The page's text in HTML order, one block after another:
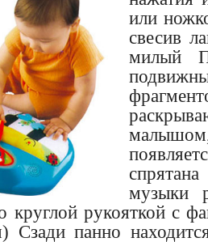
или
свесив
милый
музыки
круглой рукояткой с
Сзади панно